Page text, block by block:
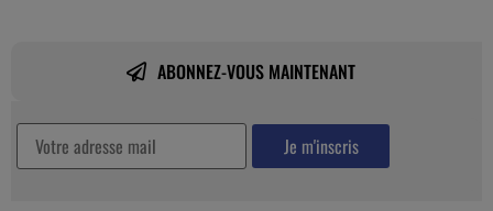
ABONNEZ-VOUS MAINTENANT